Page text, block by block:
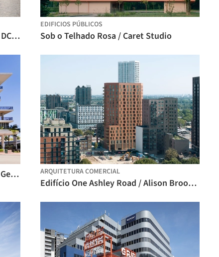
The Reef Waterfront Living / KCAP + DCA Architects
EDIFICIOS PÚBLICOS
Sob o Telhado Rosa / Caret Studio
Edifício The Preserve South Beach / Gensler ARQUITETURA COMERCIAL
Edifício One Ashley Road / Alison Brooks Architects